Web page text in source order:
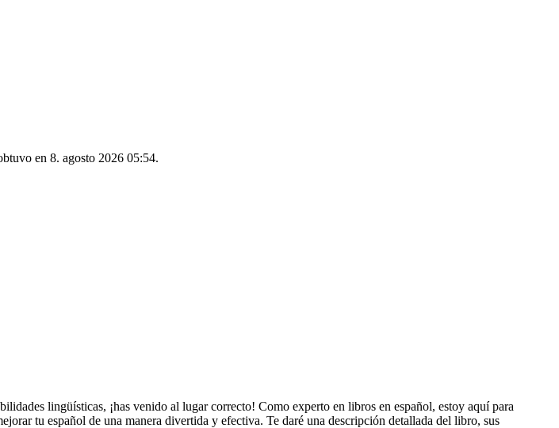
en 8. agosto 2026 05:54.
lingüísticas, ¡has venido al lugar correcto! Como experto en libros en español, estoy aquí para
tu español de una manera divertida y efectiva. Te daré una descripción detallada del libro, sus